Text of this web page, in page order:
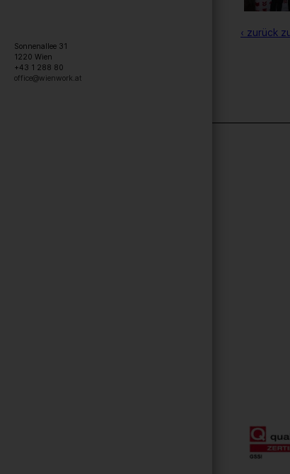
Sonnenallee 31
1220 Wien
+43 1 288 80
office@wienwork.at
‹ zurück